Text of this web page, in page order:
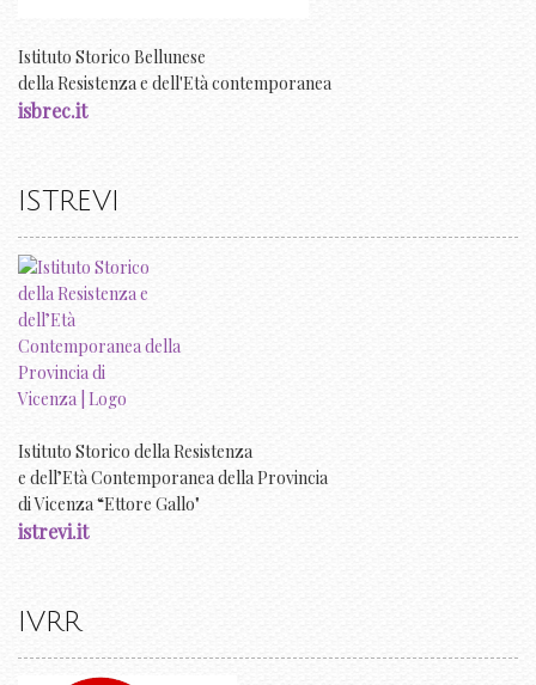
Istituto Storico Bellunese
della Resistenza e dell'Età contemporanea
isbrec.it
ISTREVI
Istituto Storico della Resistenza
e dell’Età Contemporanea della Provincia
di Vicenza “Ettore Gallo"
istrevi.it
IVRR